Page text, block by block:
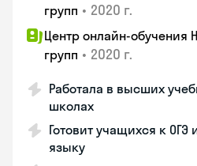
групп • 2020 г.
Центр онлайн-обучения
групп • 2020 г.
Работала в высших
школах
Готовит учащихся к ОГЭ
языку